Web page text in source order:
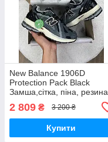
New Balance 1906D
Protection Pack Black
Замша,сітка, піна, резина
2 809 ₴ 3 200 ₴
Купити